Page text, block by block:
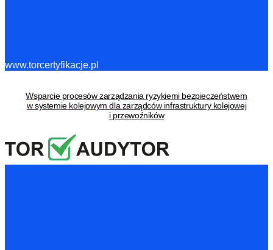
www.torcertyfikacje.pl
Wsparcie procesów zarządzania ryzykiemi bezpieczeństwem
w systemie kolejowym dla zarządców infrastruktury kolejowej
i przewoźników